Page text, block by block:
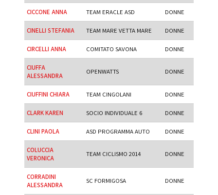
CICCONE ANNA TEAM ERACLE ASD DONNE
CINELLI STEFANIA TEAM MARE VETTA MARE DONNE
CIRCELLI ANNA COMITATO SAVONA DONNE
CIUFFA
ALESSANDRA
OPENWATTS DONNE
CIUFFINI CHIARA TEAM CINGOLANI DONNE
CLARK KAREN SOCIO INDIVIDUALE 6 DONNE
CLINI PAOLA ASD PROGRAMMA AUTO DONNE
COLUCCIA
VERONICA
TEAM CICLISMO 2014 DONNE
CORRADINI
ALESSANDRA
SC FORMIGOSA DONNE